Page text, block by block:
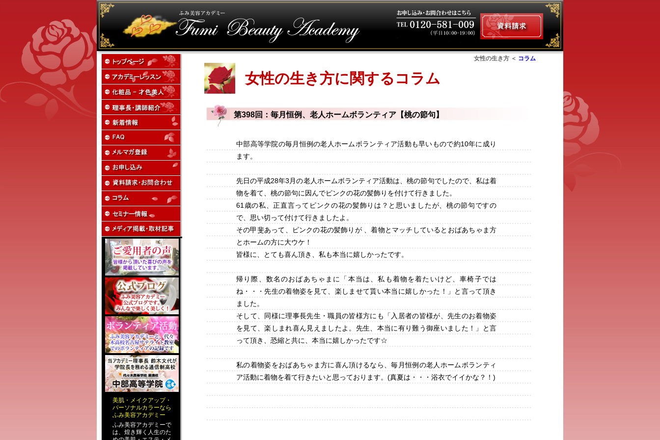
美肌 ・ メイクアップ・
パーソナルカラーなら
ふみ美容アカデミー
ふみ美容アカデミーで
は、煌き輝く人生のた
女性の生き方 ＜ コラム
女性の生き方に関するコラム
第398回：毎月恒例、老人ホームボランティア【桃の節句】
中部高等学院の毎月恒例の老人ホームボランティア活動も早いもので約10年に成り
ます。
先日の平成28年3月の老人ホームボランティア活動は、桃の節句でしたので、私は着
物を着て、桃の節句に因んでピンクの花の髪飾りを付けて行きました。
61歳の私、正直言ってピンクの花の髪飾りは？と思いましたが、桃の節句ですの
で、思い切って付けて行きましたよ。
その甲斐あって、ピンクの花の髪飾りが 、着物とマッチしているとおばあちゃま方
とホームの方に大ウケ！
皆様に、とても喜ん頂き、私も本当に嬉しかったです。
帰り際、数名のおばあちゃまに「本当は、私も着物を着たいけど、車椅子では
ね・・・先生の着物姿を見て、楽しませて貰い本当に嬉しかった！」と言って頂き
ました。
そして、同様に理事長先生・職員の皆様方にも「入居者の皆様が、先生のお着物姿
を見て、楽しまれ喜ん見えましたよ。先生、本当に有り難う御座いました！」と言
って頂き、恐縮と共に、本当に嬉しかったです☆
私の着物姿をおばあちゃま方に喜ん頂けるなら、毎月恒例の老人ホームボランティ
ア活動に着物を着て行きたいと思っております。(真夏は・・・浴衣でイイかな？！)